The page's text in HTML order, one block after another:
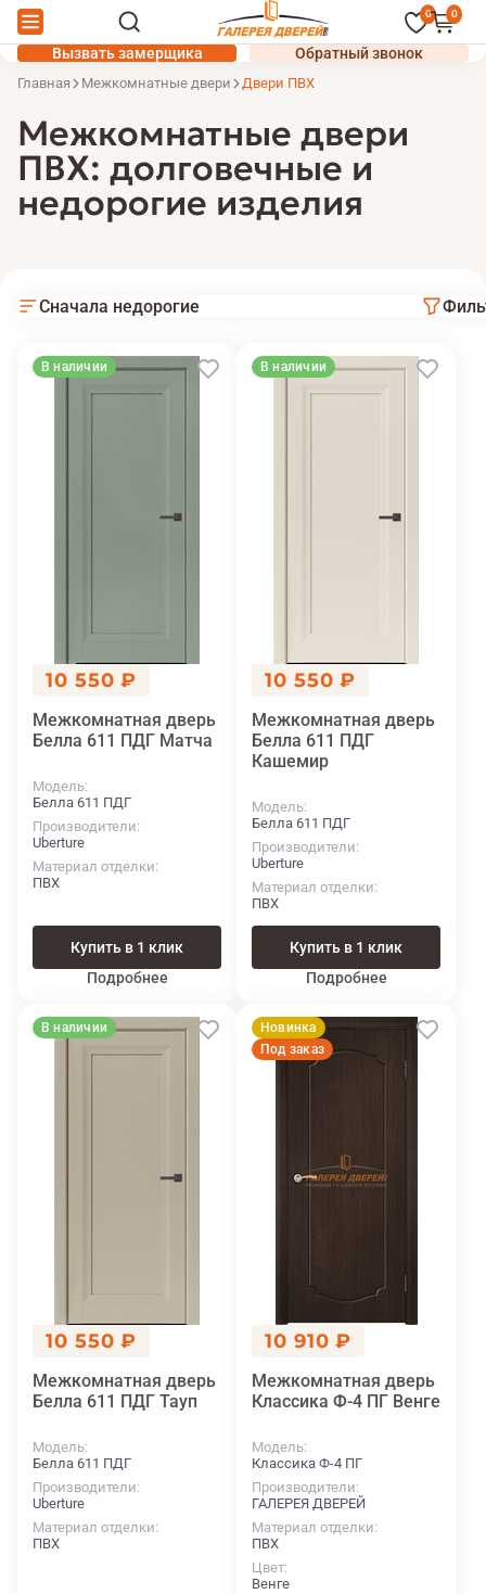
0 0
Вызвать замерщика Обратный звонок
Главная Межкомнатные двери Двери ПВХ
Межкомнатные двери
ПВХ: долговечные и
недорогие изделия
Сначала недорогие
В наличии
10 550 ₽
Межкомнатная дверь
Белла 611 ПДГ Матча
Модель
Белла 611 ПДГ
Производители
Uberture
Материал отделки
ПВХ
Купить в 1 клик
Подробнее
В наличии
10 550 ₽
Межкомнатная дверь
Белла 611 ПДГ
Кашемир
Модель
Белла 611 ПДГ
Производители
Uberture
Материал отделки
ПВХ
Купить в 1 клик
Подробнее
В наличии
10 550 ₽
Межкомнатная дверь
Белла 611 ПДГ Тауп
Модель
Белла 611 ПДГ
Производители
Uberture
Материал отделки
ПВХ
Новинка
Под заказ
10 910 ₽
Межкомнатная дверь
Классика Ф-4 ПГ Венге
Модель
Классика Ф-4 ПГ
Производители
ГАЛЕРЕЯ ДВЕРЕЙ
Материал отделки
ПВХ
Цвет
Венге